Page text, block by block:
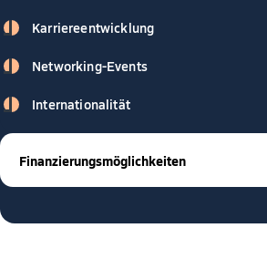
Karriereentwicklung
Networking-Events
Internationalität
Finanzierungsmöglichkeiten
MitBAföG,Stipendienoder